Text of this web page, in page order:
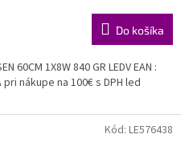
Do košíka
60CM 1X8W 840 GR LEDV EAN :
nákupe na 100€ s DPH led
Kód: LE576438